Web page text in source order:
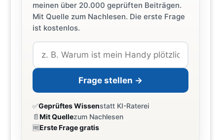
meinen über 20.000 geprüften Beiträgen.
Mit Quelle zum Nachlesen. Die erste Frage
ist kostenlos.
Frage stellen →
✅Geprüftes Wissenstatt KI-Raterei
📄Mit Quellezum Nachlesen
🆓Erste Frage gratis